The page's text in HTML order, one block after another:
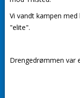
Vi vandt kampen
"elite".
Drengedrømmen var